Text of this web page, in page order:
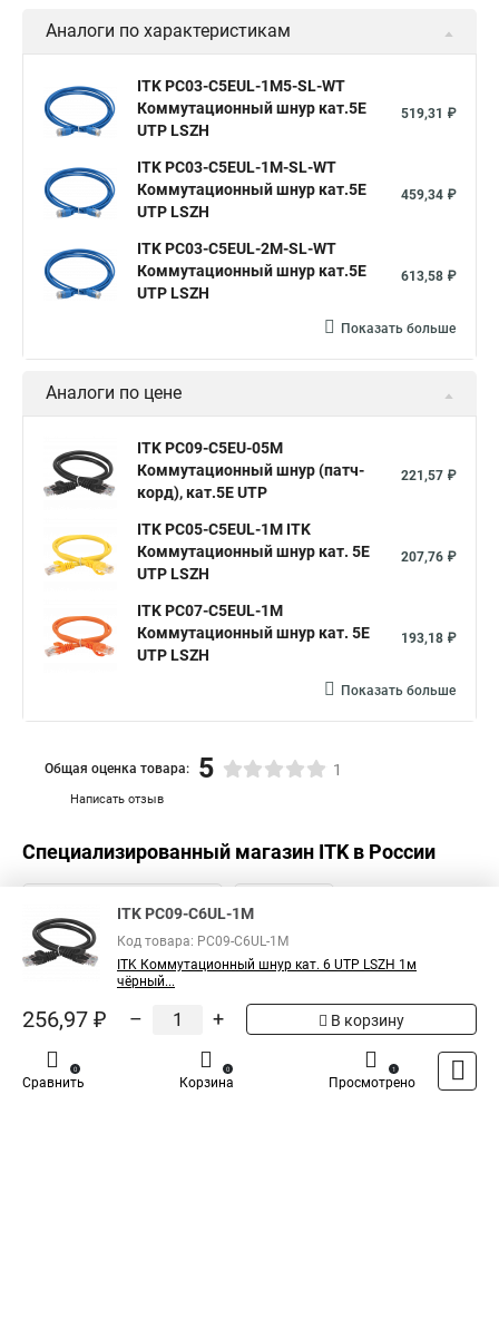
Аналоги по характеристикам
ITK PC03-C5EUL-1M5-SL-WT
Коммутационный шнур кат.5E
UTP LSZH
519,31 ₽
ITK PC03-C5EUL-1M-SL-WT
Коммутационный шнур кат.5E
UTP LSZH
459,34 ₽
ITK PC03-C5EUL-2M-SL-WT
Коммутационный шнур кат.5E
UTP LSZH
613,58 ₽
Показать больше
Аналоги по цене
ITK PC09-C5EU-05M
Коммутационный шнур (патч-
корд), кат.5Е UTP
221,57 ₽
ITK PC05-C5EUL-1M ITK
Коммутационный шнур кат. 5Е
UTP LSZH
207,76 ₽
ITK PC07-C5EUL-1M
Коммутационный шнур кат. 5Е
UTP LSZH
193,18 ₽
Показать больше
Написать отзыв
Общая оценка товара: 5 1
Специализированный магазин ITKв России
ITK PC09-C6UL-1M
Код товара: PC09-C6UL-1M
ITK Коммутационный шнур кат. 6 UTP LSZH 1м
чёрный...
256,97 ₽ – + В корзину
Сравнить
0
Корзина
0
Просмотрено
1